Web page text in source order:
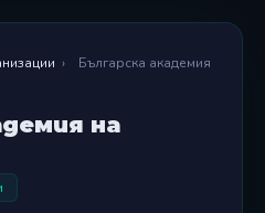
›
Българска академия
на